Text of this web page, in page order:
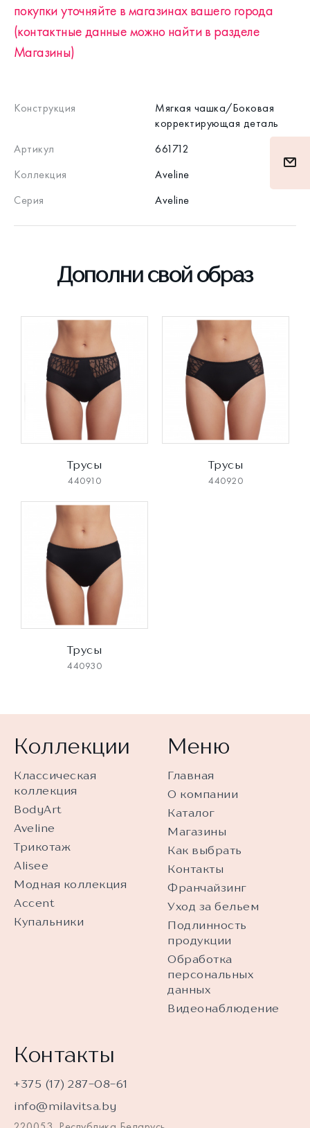
покупки уточняйте в магазинах вашего города
(контактные данные можно найти в разделе
Магазины)
Конструкция
Мягкая чашка/Боковая
корректирующая деталь
Артикул
661712
Коллекция
Aveline
Серия
Aveline
Дополни свой образ
Трусы
440910
Трусы
440920
Трусы
440930
Коллекции
Классическая
коллекция
BodyArt
Aveline
Трикотаж
Alisee
Модная коллекция
Accent
Купальники
Меню
Главная
О компании
Каталог
Магазины
Как выбрать
Контакты
Франчайзинг
Уход за бельем
Подлинность
продукции
Обработка
персональных
данных
Видеонаблюдение
Контакты
+375 (17) 287-08-61
info@milavitsa.by